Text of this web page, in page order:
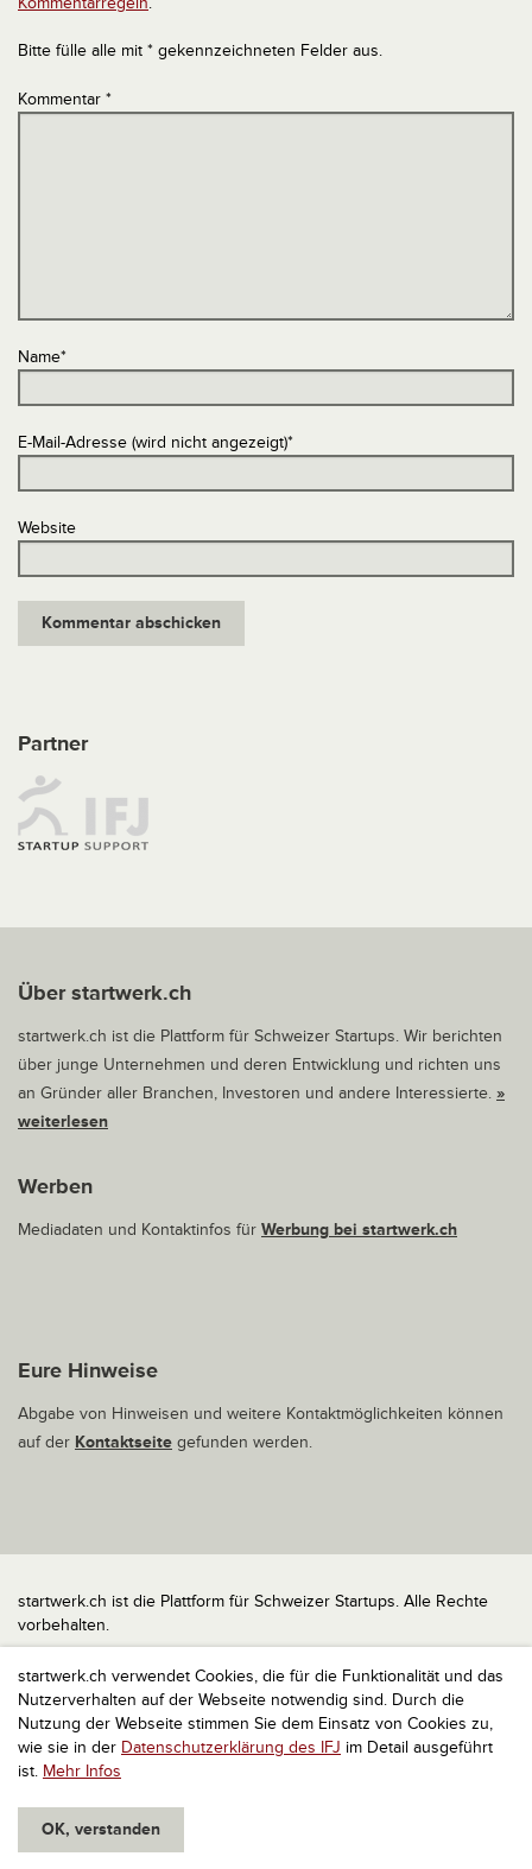
startwerk.ch verwendet Cookies, die für die Funktionalität und das
Nutzerverhalten auf der Webseite notwendig sind. Durch die
Nutzung der Webseite stimmen Sie dem Einsatz von Cookies zu,
wie sie in der Datenschutzerklärung des IFJ im Detail ausgeführt
ist. Mehr Infos
OK, verstanden
Bitte fülle alle mit * gekennzeichneten Felder aus.
Kommentar *
Name*
E-Mail-Adresse (wird nicht angezeigt)*
Website
Partner
Über startwerk.ch
startwerk.ch ist die Plattform für Schweizer Startups. Wir berichten
über junge Unternehmen und deren Entwicklung und richten uns
an Gründer aller Branchen, Investoren und andere Interessierte. »
weiterlesen
Werben
Mediadaten und Kontaktinfos für Werbung bei startwerk.ch
Eure Hinweise
Abgabe von Hinweisen und weitere Kontaktmöglichkeiten können
auf der Kontaktseite gefunden werden.
startwerk.ch ist die Plattform für Schweizer Startups. Alle Rechte
vorbehalten.
Impressum
Kontakt
nach oben